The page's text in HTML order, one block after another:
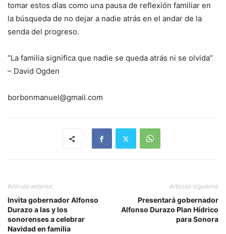
tomar estos días como una pausa de reflexión familiar en
la búsqueda de no dejar a nadie atrás en el andar de la
senda del progreso.
“La familia significa que nadie se queda atrás ni se olvida”
– David Ogden
borbonmanuel@gmail.com
Artículo anterior
Invita gobernador Alfonso
Durazo a las y los
sonorenses a celebrar
Navidad en familia
Artículo siguiente
Presentará gobernador
Alfonso Durazo Plan Hídrico
para Sonora